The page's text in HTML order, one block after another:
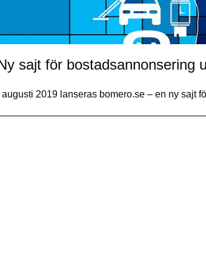
sajt för bostadsannonsering
I augusti 2019 lanseras bomero.se – en ny